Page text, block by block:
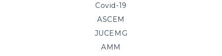
Covid-19
ASCEM
JUCEMG
AMM